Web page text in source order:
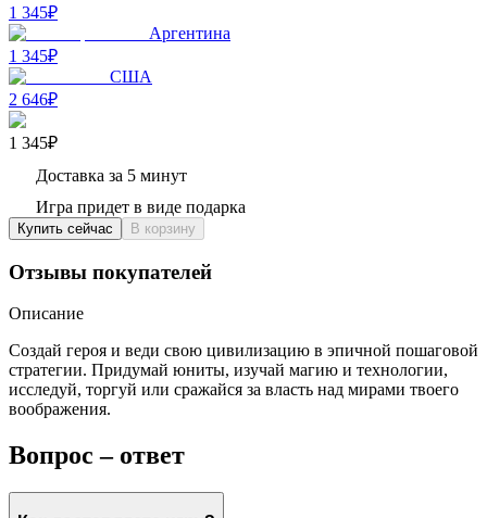
1 345₽
Аргентина
1 345₽
США
2 646₽
1 345₽
Доставка за 5 минут
Игра придет в виде подарка
Купить сейчас В корзину
Отзывы покупателей
Описание
Создай героя и веди свою цивилизацию в эпичной пошаговой
стратегии. Придумай юниты, изучай магию и технологии,
исследуй, торгуй или сражайся за власть над мирами твоего
воображения.
Вопрос – ответ